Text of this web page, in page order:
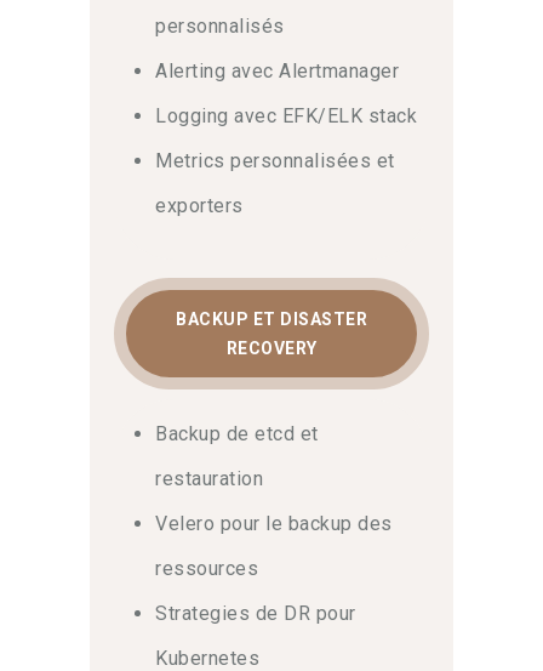
personnalisés
Alerting avec Alertmanager
Logging avec EFK/ELK stack
Metrics personnalisées et
exporters
BACKUP ET DISASTER
RECOVERY
Backup de etcd et
restauration
Velero pour le backup des
ressources
Strategies de DR pour
Kubernetes